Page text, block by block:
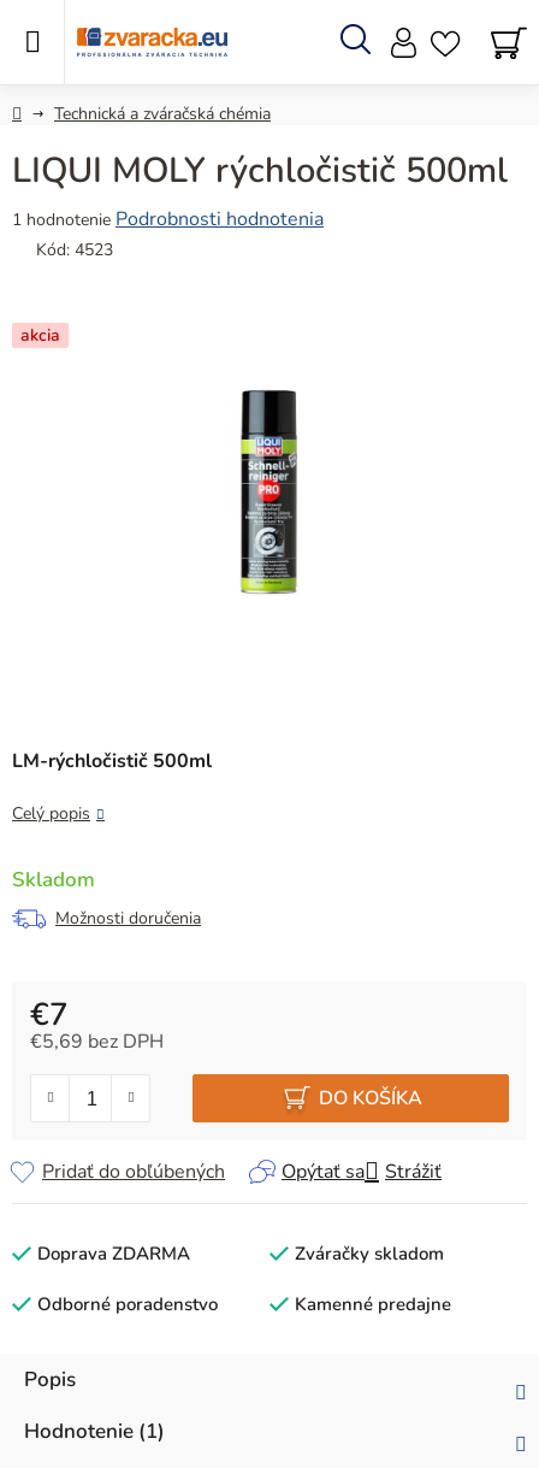
Hľadať
DomovTechnická a zváračská chémia
LM-rýchločistič 500ml
Celý popis
Skladom
Možnosti doručenia
€7
€5,69 bez DPH
DO KOŠÍKA
Opýtať sa Strážiť
Pridať do obľúbených
LIQUI MOLY rýchločistič 500ml
Priemerné
hodnotenie
5,0
z
1 hodnotenie Podrobnosti hodnotenia
Kód: 4523
akcia
Doprava ZDARMA Zváračky skladom
Odborné poradenstvo Kamenné predajne
Popis
Hodnotenie (1)